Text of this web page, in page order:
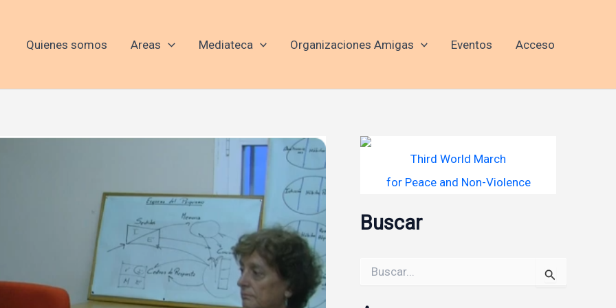
Quienes somos Areas Mediateca Organizaciones Amigas Eventos Acceso
Third World March
for Peace and Non-Violence
Buscar
por: